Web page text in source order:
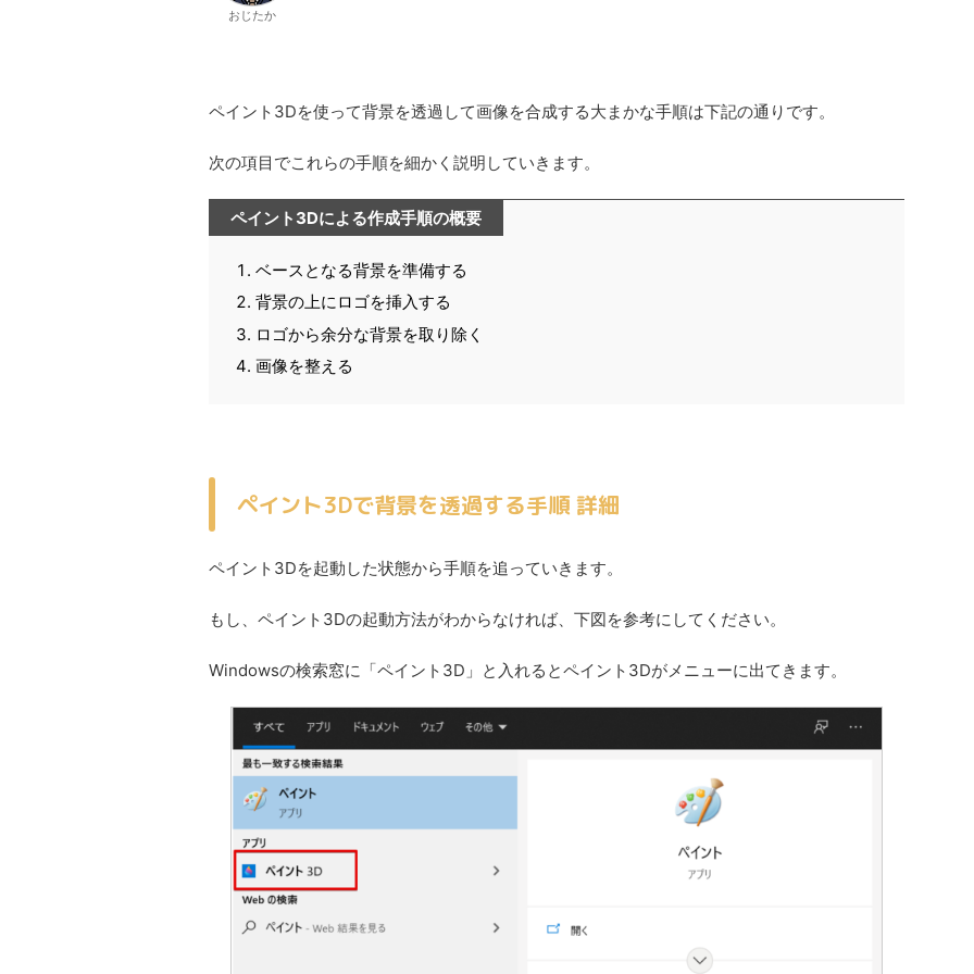
おじたか
ペイント3Dを使って背景を透過して画像を合成する大まかな手順は下記の通りです。
次の項目でこれらの手順を細かく説明していきます。
ペイント3Dによる作成手順の概要
ベースとなる背景を準備する
背景の上にロゴを挿入する
ロゴから余分な背景を取り除く
画像を整える
ペイント3Dで背景を透過する手順 詳細
ペイント3Dを起動した状態から手順を追っていきます。
もし、ペイント3Dの起動方法がわからなければ、下図を参考にしてください。
Windowsの検索窓に「ペイント3D」と入れるとペイント3Dがメニューに出てきます。